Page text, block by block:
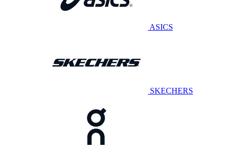
ASICS
SKECHERS